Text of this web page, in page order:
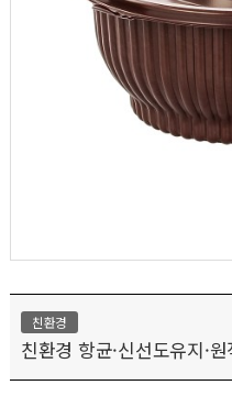
친환경
친환경 항균·신선도유지·